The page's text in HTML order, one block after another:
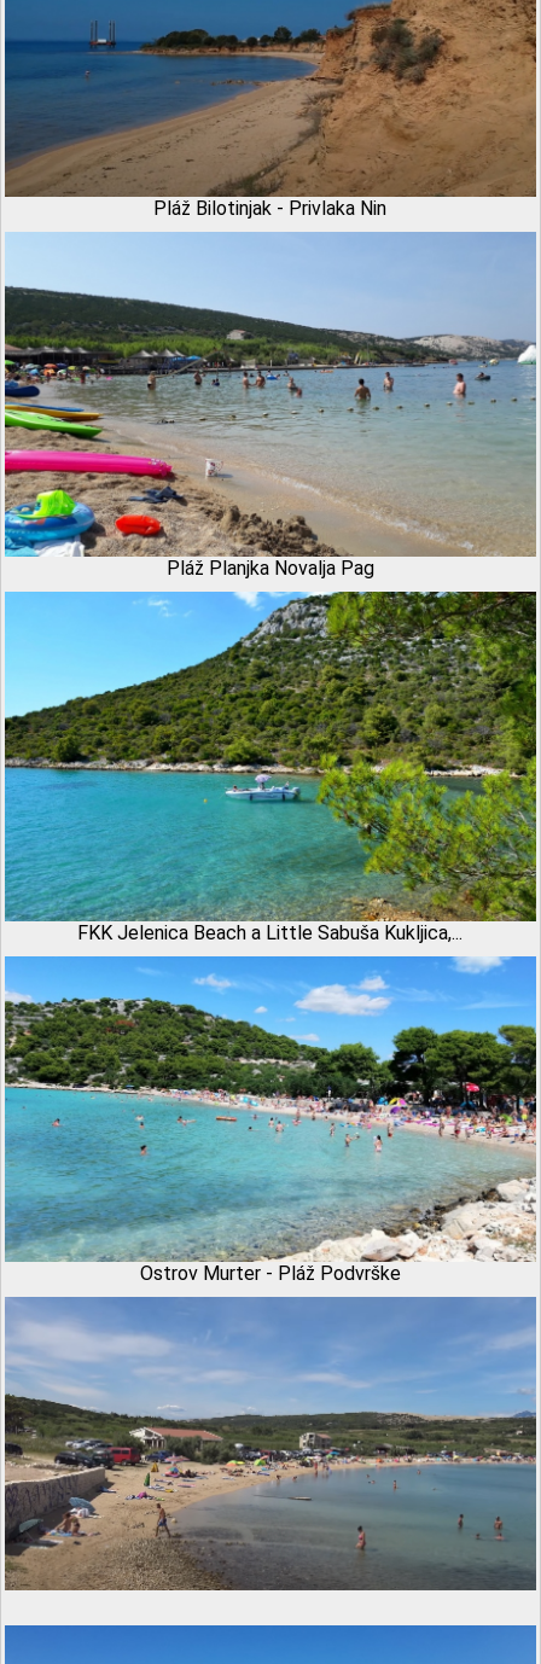
Pláž Bilotinjak - Privlaka Nin
Pláž Planjka Novalja Pag
FKK Jelenica Beach a Little Sabuša Kukljica,...
Ostrov Murter - Pláž Podvrške